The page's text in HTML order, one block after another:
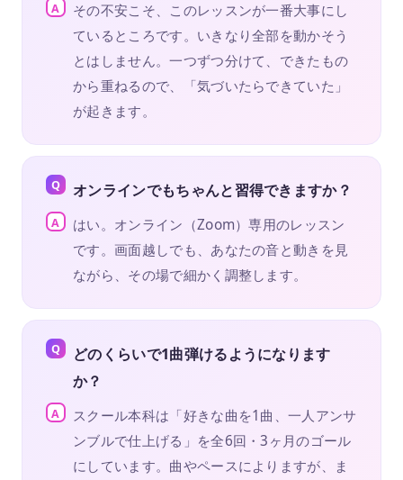
その不安こそ、このレッスンが一番大事にし
ているところです。いきなり全部を動かそう
とはしません。一つずつ分けて、できたもの
から重ねるので、「気づいたらできていた」
が起きます。
オンラインでもちゃんと習得できますか？
はい。オンライン（Zoom）専用のレッスン
です。画面越しでも、あなたの音と動きを見
ながら、その場で細かく調整します。
どのくらいで1曲弾けるようになります
か？
スクール本科は「好きな曲を1曲、一人アンサ
ンブルで仕上げる」を全6回・3ヶ月のゴール
にしています。曲やペースによりますが、ま